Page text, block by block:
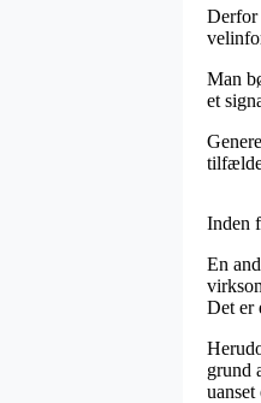
Derfor
Man
et
tilfælde
Inden
En
Det er
grund